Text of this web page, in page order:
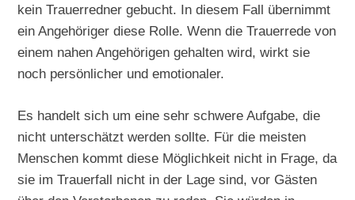
kein Trauerredner gebucht. In diesem Fall übernimmt
ein Angehöriger diese Rolle. Wenn die Trauerrede von
einem nahen Angehörigen gehalten wird, wirkt sie
noch persönlicher und emotionaler.
Es handelt sich um eine sehr schwere Aufgabe, die
nicht unterschätzt werden sollte. Für die meisten
Menschen kommt diese Möglichkeit nicht in Frage, da
sie im Trauerfall nicht in der Lage sind, vor Gästen